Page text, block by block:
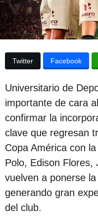
p
u
b
l
i
a
c
i
ó
n
2
a
ñ
o
Twitter Facebook
Universitario de
importante de cara
confirmar la
clave que regresan
Copa América con
Polo, Edison Flores,
vuelven a ponerse
generando gran
del club.